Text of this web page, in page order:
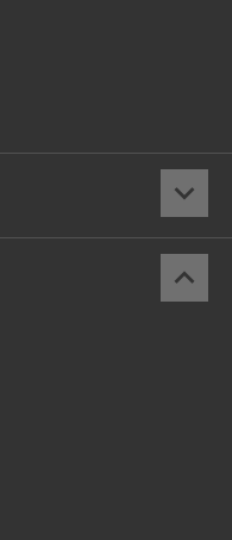
keyboard_arrow_down
keyboard_arrow_up